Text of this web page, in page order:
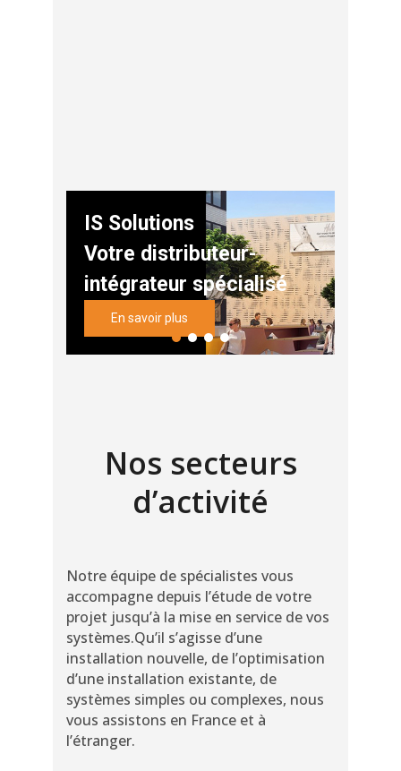
IS Solutions
Votre distributeur-
intégrateur spécialisé
En savoir plus
Nos secteurs
d’activité
Notre équipe de spécialistes vous
accompagne depuis l’étude de votre
projet jusqu’à la mise en service de vos
systèmes.Qu’il s’agisse d’une
installation nouvelle, de l’optimisation
d’une installation existante, de
systèmes simples ou complexes, nous
vous assistons en France et à
l’étranger.